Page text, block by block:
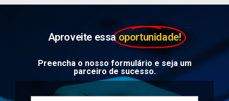
Aproveite essa oportunidade!
Preencha o nosso formulário e seja um
parceiro de sucesso.